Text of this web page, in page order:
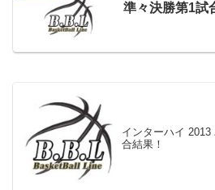
準々決勝第1試
インターハイ
合結果！